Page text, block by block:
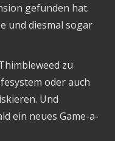
gefunden hat.
und diesmal sogar
zu
oder auch
Und
ein neues Game-a-